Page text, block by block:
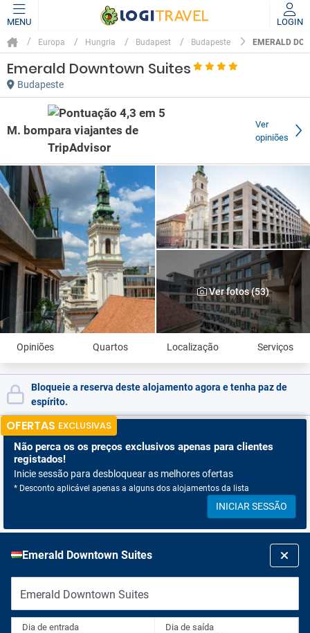
MENU LOGIN
Europa Hungria Budapest Budapeste EMERALD
Emerald Downtown Suites
Budapeste
M. bom
Ver
opiniões
Ver fotos (53)
Opiniões Quartos Localização Serviços
Bloqueie a reserva deste alojamento agora e tenha paz de
espírito.
OFERTAS EXCLUSIVAS
Não perca os os preços exclusivos apenas para clientes
registados!
Inicie sessão para desbloquear as melhores ofertas
* Desconto aplicável apenas a alguns dos alojamentos da lista
INICIAR SESSÃO
Emerald Downtown Suites
Emerald Downtown Suites
Dia de entrada Dia de saída